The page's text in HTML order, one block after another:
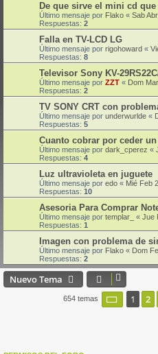
De que sirve el mini cd
Último mensaje por Flako « Sab
Respuestas: 2
Falla en TV-LCD LG
Último mensaje por rigohoward «
Respuestas: 8
Televisor Sony KV-
Último mensaje por ZZT « Dom
Respuestas: 2
TV SONY CRT con
Último mensaje por underwurlde «
Respuestas: 5
Cuanto cobrar por ceder
Último mensaje por dark_cperez «
Respuestas: 4
Luz ultravioleta en juguete
Último mensaje por edo « Mié Feb
Respuestas: 10
Asesoria Para Comprar
Último mensaje por templar_ « Jue
Respuestas: 1
Imagen con problema de
Último mensaje por Flako « Dom
Respuestas: 2
Nuevo Tema
654 temas Página
1 2